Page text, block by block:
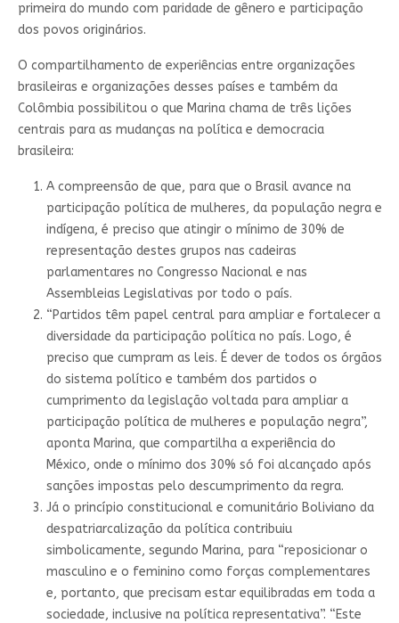
primeira do mundo com paridade de gênero e participação
dos povos originários.
O compartilhamento de experiências entre organizações
brasileiras e organizações desses países e também da
Colômbia possibilitou o que Marina chama de três lições
centrais para as mudanças na política e democracia
brasileira:
A compreensão de que, para que o Brasil avance na
participação política de mulheres, da população negra e
indígena, é preciso que atingir o mínimo de 30% de
representação destes grupos nas cadeiras
parlamentares no Congresso Nacional e nas
Assembleias Legislativas por todo o país.
“Partidos têm papel central para ampliar e fortalecer a
diversidade da participação política no país. Logo, é
preciso que cumpram as leis. É dever de todos os órgãos
do sistema político e também dos partidos o
cumprimento da legislação voltada para ampliar a
participação política de mulheres e população negra”,
aponta Marina, que compartilha a experiência do
México, onde o mínimo dos 30% só foi alcançado após
sanções impostas pelo descumprimento da regra.
Já o princípio constitucional e comunitário Boliviano da
despatriarcalização da política contribuiu
simbolicamente, segundo Marina, para “reposicionar o
masculino e o feminino como forças complementares
e, portanto, que precisam estar equilibradas em toda a
sociedade, inclusive na política representativa”. “Este